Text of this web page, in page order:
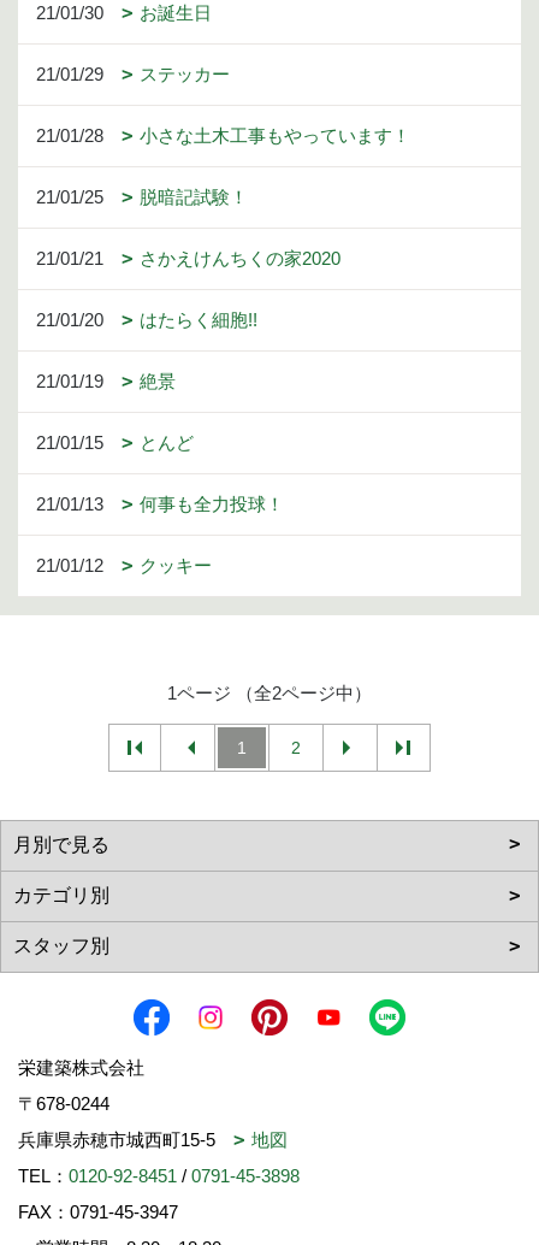
21/01/30 お誕生日
21/01/29 ステッカー
21/01/28 小さな土木工事もやっています！
21/01/25 脱暗記試験！
21/01/21 さかえけんちくの家2020
21/01/20 はたらく細胞!!
21/01/19 絶景
21/01/15 とんど
21/01/13 何事も全力投球！
21/01/12 クッキー
1ページ （全2ページ中）
1 2
栄建築株式会社
〒678-0244
兵庫県赤穂市城西町15-5
地図
TEL： 0120-92-8451 / 0791-45-3898
FAX：0791-45-3947